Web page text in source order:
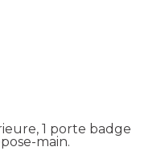
1 porte badge
main.